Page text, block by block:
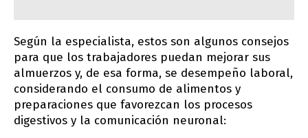
Según la especialista, estos son algunos consejos
para que los trabajadores puedan mejorar sus
almuerzos y, de esa forma, se desempeño laboral,
considerando el consumo de alimentos y
preparaciones que favorezcan los procesos
digestivos y la comunicación neuronal: